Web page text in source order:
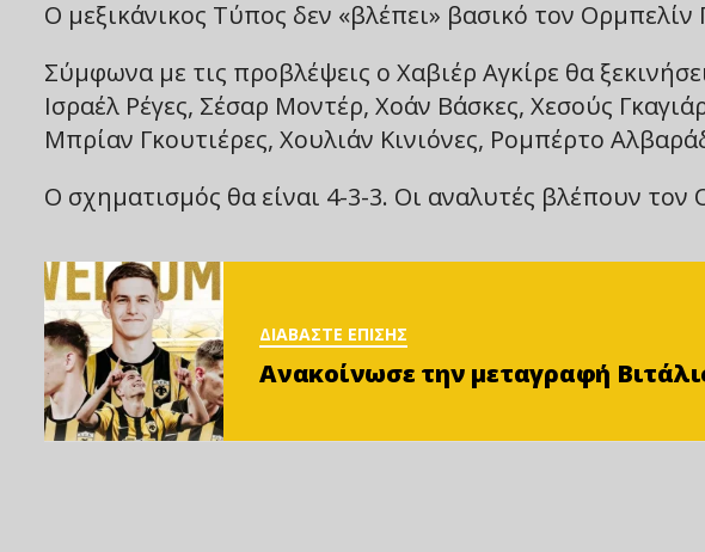
Ο μεξικάνικος Τύπος δεν «βλέπει» βασικό τον Ορμπελίν
Σύμφωνα με τις προβλέψεις ο Χαβιέρ Αγκίρε θα
Ισραέλ Ρέγες, Σέσαρ Μοντέρ, Χοάν Βάσκες, Χεσούς
Μπρίαν Γκουτιέρες, Χουλιάν Κινιόνες, Ρομπέρτο
Ο σχηματισμός θα είναι 4-3-3. Οι αναλυτές βλέπουν τον
ΔΙΑΒΑΣΤΕ ΕΠΙΣΗΣ
Ανακοίνωσε την μεταγραφή